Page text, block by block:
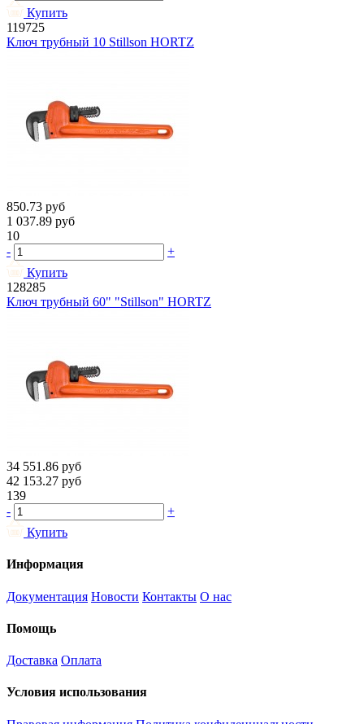
Купить
119725
Ключ трубный 10 Stillson HORTZ
850.73 руб
1 037.89 руб
10
-
+
Купить
128285
Ключ трубный 60" "Stillson" HORTZ
34 551.86 руб
42 153.27 руб
139
-
+
Купить
Информация
Документация Новости Контакты О нас
Помощь
Доставка Оплата
Условия использования